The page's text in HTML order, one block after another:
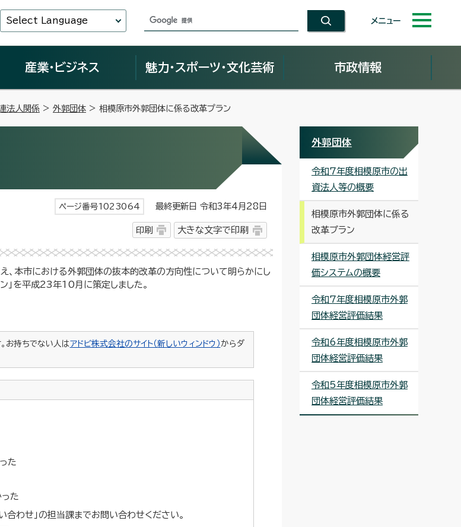
Select Language メニュー
産業・ビジネス 魅力・スポーツ・文化芸術 市政情報
法人関係 > 外郭団体 > 相模原市外郭団体に係る改革プラン
ページ番号1023064 最終更新日 令和3年4月28日
印刷 大きな文字で印刷
、本市における外郭団体の抜本的改革の方向性について明らかにし
」を平成23年10月に策定しました。
お持ちでない人はアドビ株式会社のサイト（新しいウィンドウ） からダ
た
た
わせ」の担当課までお問い合わせください。
外郭団体
令和7年度相模原市の出
資法人等の概要
相模原市外郭団体に係る
改革プラン
相模原市外郭団体経営評
価システムの概要
令和7年度相模原市外郭
団体経営評価結果
令和6年度相模原市外郭
団体経営評価結果
令和5年度相模原市外郭
団体経営評価結果